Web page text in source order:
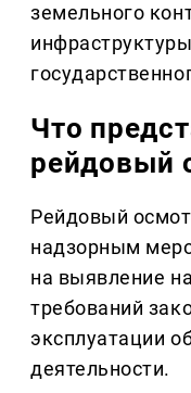
земельного
Что
рейдовый
Рейдовый
надзорным
на выявление
требований
эксплуатации
деятельности.